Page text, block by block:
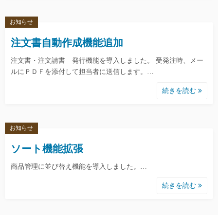
注文書自動作成機能追加
注文書・注文請書 発行機能を導入しました。 受発注時、メー
ルにＰＤＦを添付して担当者に送信します。…
続きを読む
お知らせ
ソート機能拡張
商品管理に並び替え機能を導入しました。…
続きを読む
お知らせ